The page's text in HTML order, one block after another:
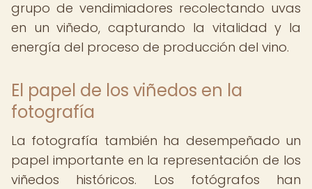
grupo de vendimiadores recolectando uvas
en un viñedo, capturando la vitalidad y la
energía del proceso de producción del vino.
El papel de los viñedos en la
fotografía
La fotografía también ha desempeñado un
papel importante en la representación de los
viñedos históricos. Los fotógrafos han